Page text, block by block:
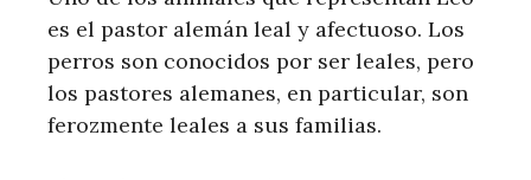
es el pastor alemán leal y afectuoso. Los
perros son conocidos por ser leales, pero
los pastores alemanes, en particular, son
ferozmente leales a sus familias.